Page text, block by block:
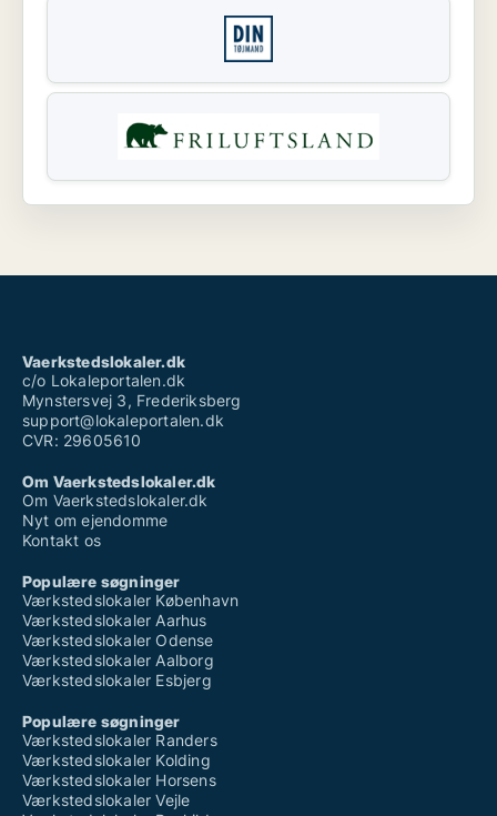
Vaerkstedslokaler.dk
c/o Lokaleportalen.dk
Mynstersvej 3, Frederiksberg
support@lokaleportalen.dk
CVR: 29605610
Om Vaerkstedslokaler.dk
Om Vaerkstedslokaler.dk
Nyt om ejendomme
Kontakt os
Populære søgninger
Værkstedslokaler København
Værkstedslokaler Aarhus
Værkstedslokaler Odense
Værkstedslokaler Aalborg
Værkstedslokaler Esbjerg
Populære søgninger
Værkstedslokaler Randers
Værkstedslokaler Kolding
Værkstedslokaler Horsens
Værkstedslokaler Vejle